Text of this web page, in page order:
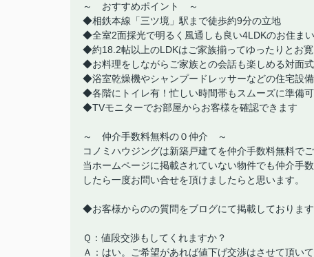
～ おすすめポイント ～
◆相鉄本線「三ツ境」駅まで徒歩約9分の立地
◆全室2面採光で明るく風通しも良い4LDKのお住まい
◆約18.2帖以上のLDKはご家族揃ってゆったりとお
◆お料理をしながらご家族との会話も楽しめる対面
◆浴室乾燥機やシャンプードレッサーなどの住宅設
◆各階にトイレ有！忙しい時間帯もスムーズに準備可
◆TVモニターでお部屋からお客様を確認できます
～ 仲介手数料無料の０仲介 ～
コノミハウジングは新築戸建てを仲介手数料無料で
当ホームページに掲載されていない物件でも仲介手
したら一度お問い合せを頂けましたらと思います。
◆お客様からのの質問をブログにて掲載しております
Ｑ：値段交渉もしてくれますか？
Ａ：はい。ご希望があれば値下げ交渉はさせて頂い